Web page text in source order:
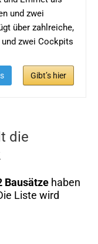
und zwei
über zahlreiche,
zwei Cockpits
Gibt’s hier
die
Bausätze haben
Liste wird